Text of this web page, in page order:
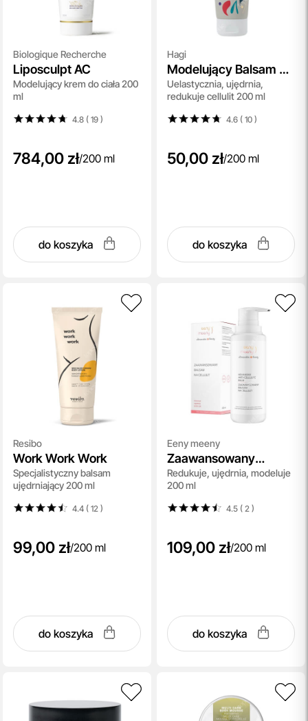
Biologique Recherche
Liposculpt AC
Modelujący krem do ciała 200
ml
4.8 ( 19)
784,00 zł/200 ml
do koszyka
Hagi
Modelujący Balsam do
Ciała Malinowy
Chruśniak
Uelastycznia, ujędrnia,
redukuje cellulit 200 ml
4.6 ( 10)
50,00 zł/200 ml
do koszyka
Resibo
Work Work Work
Specjalistyczny balsam
ujędrniający 200 ml
4.4 ( 12 )
99,00 zł/200 ml
do koszyka
Eeny meeny
Zaawansowany
Balsam na Cellulit
Redukuje, ujędrnia, modeluje
200 ml
4.5 ( 2 )
109,00 zł/200 ml
do koszyka